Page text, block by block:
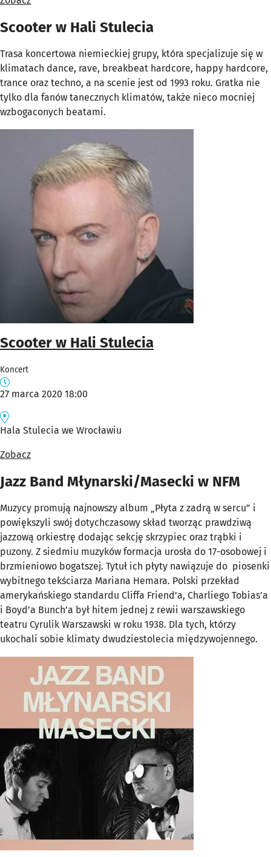
Scooter w Hali Stulecia
Trasa koncertowa niemieckiej grupy, która specjalizuje się w
klimatach dance, rave, breakbeat hardcore, happy hardcore,
trance oraz techno, a na scenie jest od 1993 roku. Gratka nie
tylko dla fanów tanecznych klimatów, także nieco mocniej
wzbogaconych beatami.
Scooter w Hali Stulecia
Koncert
27 marca 2020 18:00
Hala Stulecia we Wrocławiu
Zobacz
Jazz Band Młynarski/Masecki w NFM
Muzycy promują najnowszy album „Płyta z zadrą w sercu” i
powiększyli swój dotychczasowy skład tworząc prawdziwą
jazzową orkiestrę dodając sekcję skrzypiec oraz trąbki i
puzony. Z siedmiu muzyków formacja urosła do 17-osobowej i
brzmieniowo bogatszej. Tytuł ich płyty nawiązuje do piosenki
wybitnego tekściarza Mariana Hemara. Polski przekład
amerykańskiego standardu Cliffa Friend’a, Charliego Tobias’a
i Boyd’a Bunch’a był hitem jednej z rewii warszawskiego
teatru Cyrulik Warszawski w roku 1938. Dla tych, którzy
ukochali sobie klimaty dwudziestolecia międzywojennego.